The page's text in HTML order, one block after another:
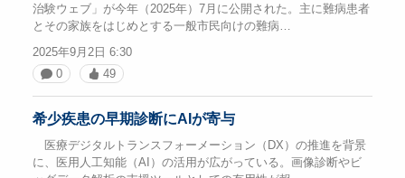
治験ウェブ」が今年（2025年）7月に公開された。主に難病患者
とその家族をはじめとする一般市民向けの難病…
2025年9月2日 6:30
0
49
希少疾患の早期診断にAIが寄与
医療デジタルトランスフォーメーション（DX）の推進を背景
に、医用人工知能（AI）の活用が広がっている。画像診断やビ